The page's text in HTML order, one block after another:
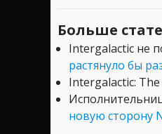
Больше
Intergalactic не
растянуло бы
Intergalactic:
новую сторону